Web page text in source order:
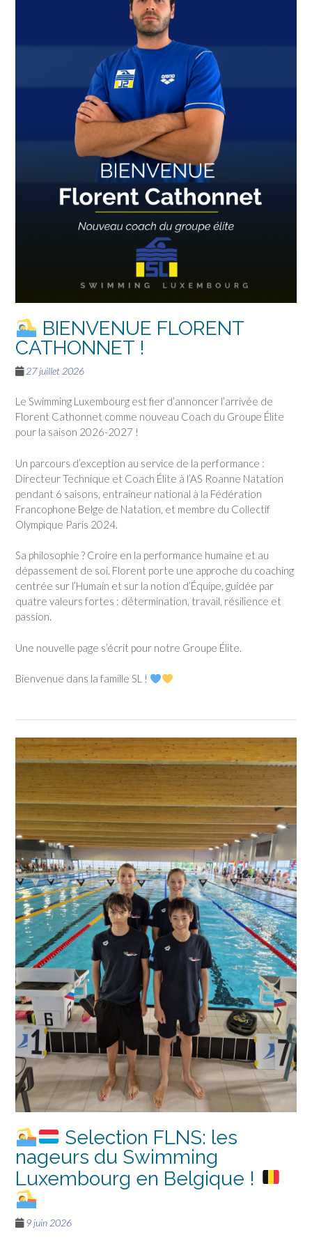
BIENVENUE FLORENT
CATHONNET !
27 juillet 2026
Le Swimming Luxembourg est fier d’annoncer l’arrivée de
Florent Cathonnet comme nouveau Coach du Groupe Élite
pour la saison 2026-2027 !
Un parcours d’exception au service de la performance :
Directeur Technique et Coach Élite à l’AS Roanne Natation
pendant 6 saisons, entraîneur national à la Fédération
Francophone Belge de Natation, et membre du Collectif
Olympique Paris 2024.
Sa philosophie ? Croire en la performance humaine et au
dépassement de soi. Florent porte une approche du coaching
centrée sur l’Humain et sur la notion d’Équipe, guidée par
quatre valeurs fortes : détermination, travail, résilience et
passion.
Une nouvelle page s’écrit pour notre Groupe Élite.
Bienvenue dans la famille SL !
Selection FLNS: les
nageurs du Swimming
Luxembourg en Belgique !
9 juin 2026